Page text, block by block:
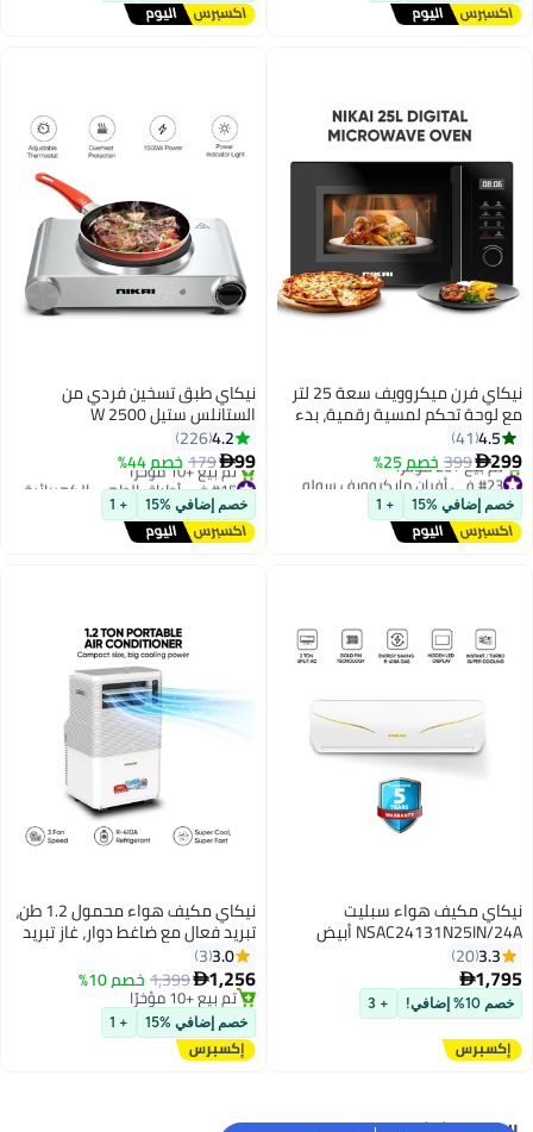
نيكاي فرن ميكروويف سعة 25 لتر
مع لوحة تحكم لمسية رقمية، بدء
مستويات طاقة، مثالي لإعادة
التسخين الفوري، وإذابة الثلج
والطهي، قفل أمان للأطفال، باب
سحب مريح
4.5
41
299
399 خصم 25%
#23 في أفران مايكروويف سولو
توصيل مجاني
تم بيع +20 مؤخرًا
#23 في أفران مايكروويف سولو
خصم إضافي %15 + 1
نيكاي طبق تسخين فردي من
الستانلس ستيل 2500 W
فضي
4.2
226
99
179 خصم 44%
توصيل مجاني
تم بيع +10 مؤخرًا
خصم إضافي %15 + 1
نيكاي مكيف هواء سبليت
NSAC24131N25IN/24A أبيض
3.3
20
1,795
خصم 10% إضافي! + 3
نيكاي مكيف هواء محمول 1.2 طن،
تبريد فعال مع ضاغط دوار، غاز تبريد
R410، تبخر تلقائي، تحكم عن بعد،
ضوضاء منخفضة، وعجلات دوارة
لسهولة الحركة، مكيف هواء مثالي
للغرف والمطبخ، المنزل –
NPAC15512A5 أبيض
3.0
3
1,256
1,399خصم 10%
تم بيع +10 مؤخرًا
تم بيع +10 مؤخرًا
خصم إضافي %15 + 1